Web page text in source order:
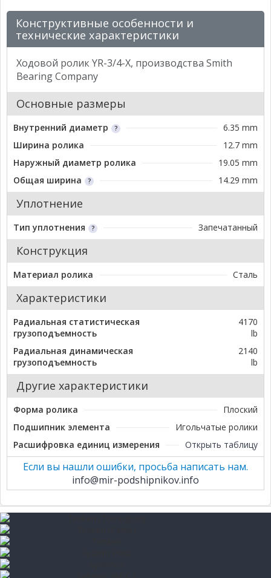
Конструктивные особенности и
технические характеристики
Ходовой ролик YR-3/4-X, производства Smith
Bearing Company
Основные размеры
Внутренний диаметр
6.35 mm
Ширина ролика
12.7 mm
Наружный диаметр ролика
19.05 mm
Общая ширина
14.29 mm
Уплотнение
Тип уплотнения Запечатанный
Конструкция
Материал ролика Сталь
Характеристики
Радиальная статистическая
грузоподъемность
4170
lb
Радиальная динамическая
грузоподъемность
2140
lb
Другие характеристики
Форма ролика
Плоский
Подшипник элемента
Игольчатые ролики
Расшифровка единиц измерения
Открыть таблицу
Если вы нашли ошибки, просьба написать нам.
info@mir-podshipnikov.info